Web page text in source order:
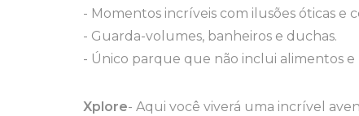
- Momentos incríveis com ilusões óticas e
- Guarda-volumes, banheiros e duchas.
- Único parque que não inclui alimentos e
Xplore- Aqui você viverá uma incrível